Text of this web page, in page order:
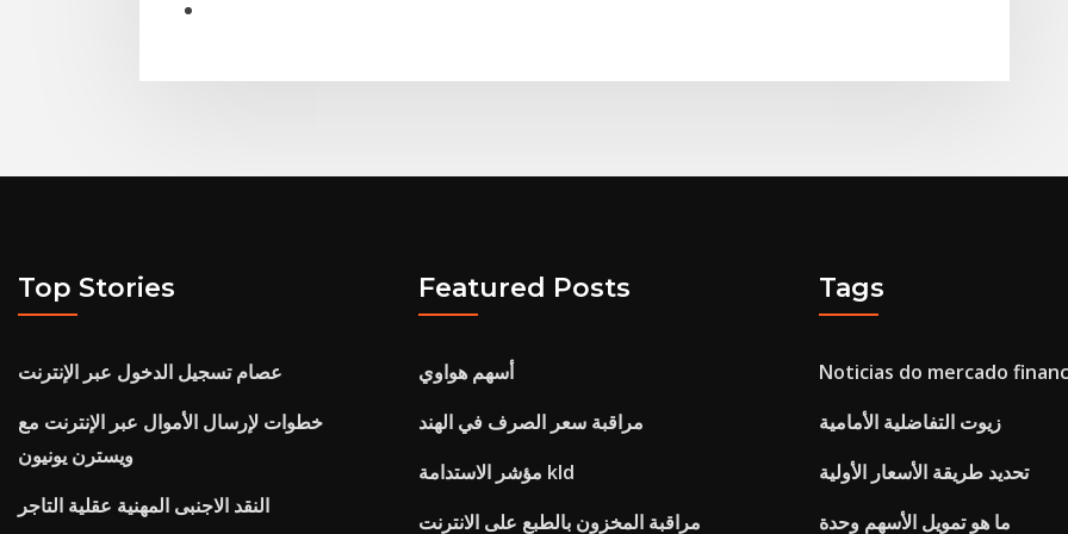
Top Stories
عصام تسجيل الدخول عبر الإنترنت
خطوات لإرسال الأموال عبر الإنترنت مع
ويسترن يونيون
النقد الاجنبى المهنية عقلية التاجر
Featured Posts
أسهم هواوي
مراقبة سعر الصرف في الهند
مؤشر الاستدامة kld
مراقبة المخزون بالطبع على الانترنت
Tags
Noticias do mercado
زيوت التفاضلية الأمامية
تحديد طريقة الأسعار الأولية
ما هو تمويل الأسهم وحدة